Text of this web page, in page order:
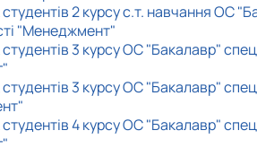
2 курсу с.т. навчання ОС
"Менеджмент"
3 курсу ОС "Бакалавр"
3 курсу ОС "Бакалавр"
4 курсу ОС "Бакалавр"